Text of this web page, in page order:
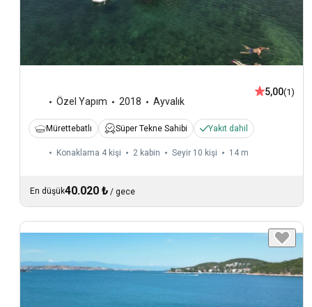
Özel Yapım 2018 Ayvalık
5,00(1)
Mürettebatlı Süper Tekne Sahibi Yakıt dahil
Konaklama 4 kişi 2 kabin Seyir 10 kişi 14 m
En düşük40.020 ₺ / gece